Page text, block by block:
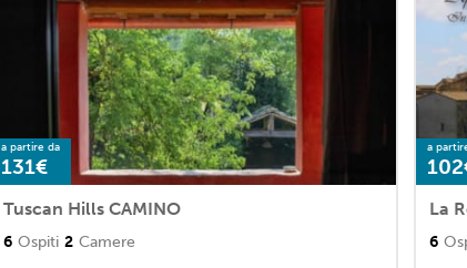
a partire da
131€
Tuscan Hills CAMINO
6 Ospiti 2 Camere
a
6